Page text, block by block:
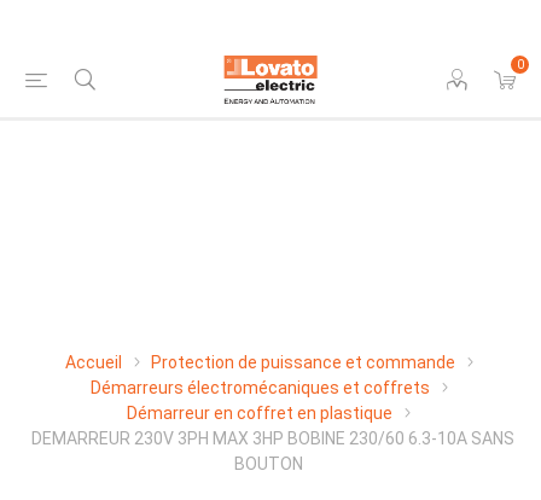
0
Accueil
Protection de puissance et commande
Démarreurs électromécaniques et coffrets
Démarreur en coffret en plastique
DEMARREUR 230V 3PH MAX 3HP BOBINE 230/60 6.3-10A SANS
BOUTON